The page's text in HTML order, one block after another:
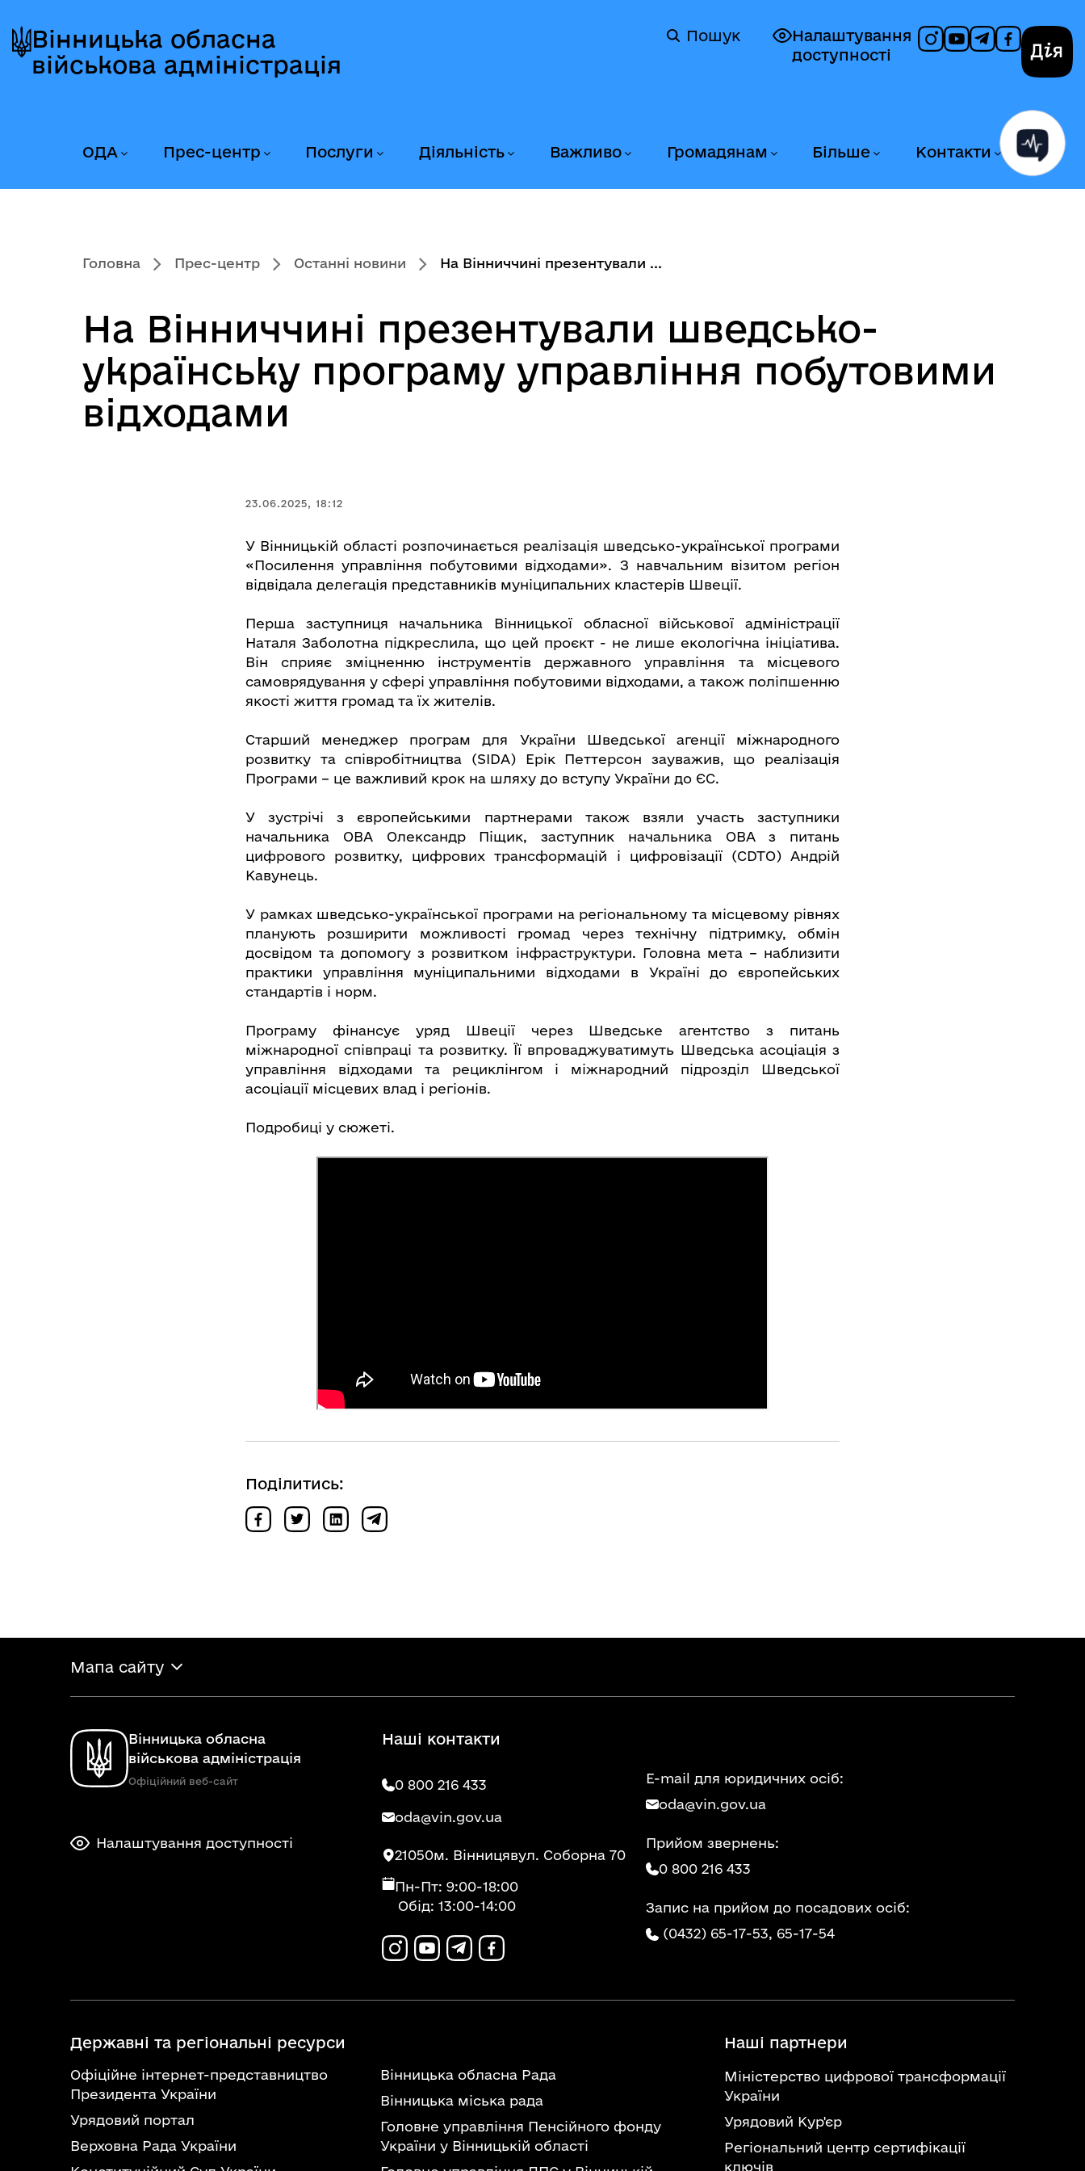
до
головного
до
головного
вмісту
до
головного
колонтитула
Вінницька обласна
військова адміністрація
Налаштування
доступності
Пошук
ОДА Прес-центр Послуги Діяльність Важливо Громадянам Більше Контакти
Головна Прес-центр Останні новини На Вінниччині презентували ...
На Вінниччині презентували шведсько-
українську програму управління побутовими
відходами
23.06.2025, 18:12
У Вінницькій області розпочинається реалізація шведсько-української програми
«Посилення управління побутовими відходами». З навчальним візитом регіон
відвідала делегація представників муніципальних кластерів Швеції.
Перша заступниця начальника Вінницької обласної військової адміністрації
Наталя Заболотна підкреслила, що цей проєкт - не лише екологічна ініціатива.
Він сприяє зміцненню інструментів державного управління та місцевого
самоврядування у сфері управління побутовими відходами, а також поліпшенню
якості життя громад та їх жителів.
Старший менеджер програм для України Шведської агенції міжнародного
розвитку та співробітництва (SIDA) Ерік Петтерсон зауважив, що реалізація
Програми – це важливий крок на шляху до вступу України до ЄС.
У зустрічі з європейськими партнерами також взяли участь заступники
начальника ОВА Олександр Піщик, заступник начальника ОВА з питань
цифрового розвитку, цифрових трансформацій і цифровізації (CDTО) Андрій
Кавунець.
У рамках шведсько-української програми на регіональному та місцевому рівнях
планують розширити можливості громад через технічну підтримку, обмін
досвідом та допомогу з розвитком інфраструктури. Головна мета – наблизити
практики управління муніципальними відходами в Україні до європейських
стандартів і норм.
Програму фінансує уряд Швеції через Шведське агентство з питань
міжнародної співпраці та розвитку. Її впроваджуватимуть Шведська асоціація з
управління відходами та рециклінгом і міжнародний підрозділ Шведської
асоціації місцевих влад і регіонів.
Подробиці у сюжеті.
Поділитись:
Мапа сайту
Вінницька обласна
військова адміністрація
Офіційний веб-сайт
Налаштування доступності
Наші контакти
0 800 216 433
oda@vin.gov.ua
21050м. Вінницявул. Соборна 70
Пн-Пт: 9:00-18:00
Обід: 13:00-14:00
E-mail для юридичних осіб:
oda@vin.gov.ua
Прийом звернень:
0 800 216 433
Запис на прийом до посадових осіб:
(0432) 65-17-53, 65-17-54
Державні та регіональні ресурси
Офіційне інтернет-представництво
Президента України
Урядовий портал
Верховна Рада України
Вінницька обласна Рада
Вінницька міська рада
Головне управління Пенсійного фонду
України у Вінницькій області
Наші партнери
Міністерство цифрової трансформації
України
Урядовий Кур'єр
Регіональний центр сертифікації
ключів